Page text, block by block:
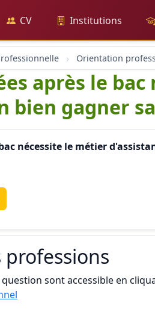
CV Institutions
après le
bien gagner
nécessite le métier
professions
sont accessible en